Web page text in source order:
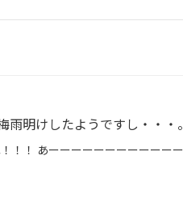
明けしたようですし・・・。